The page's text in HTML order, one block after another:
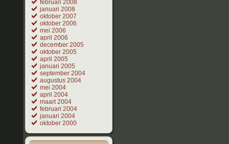
februari 2008
januari 2008
oktober 2007
oktober 2006
mei 2006
april 2006
december 2005
oktober 2005
april 2005
januari 2005
september 2004
augustus 2004
mei 2004
april 2004
maart 2004
februari 2004
januari 2004
oktober 2000